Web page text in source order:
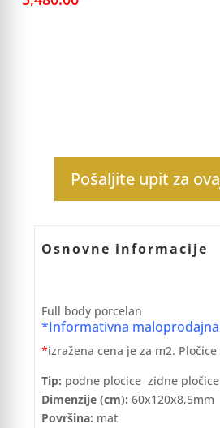
Pošaljite upit za
Osnovne informacije
Full body porcelan
*Informativna maloprodajna
*izražena cena je za m2.
Tip: podne plocice zidne
Dimenzije (cm): 60x120x8,5mm
Površina: mat